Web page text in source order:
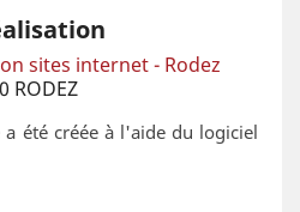
sites internet - Rodez
RODEZ
été créée à l'aide du logiciel